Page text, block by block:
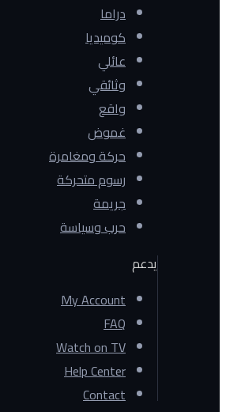
دراما
كوميديا
عائلي
وثائقي
واقع
غموض
حركة ومغامرة
رسوم متحركة
جريمة
حرب وسياسة
يدعم
My Account
FAQ
Watch on TV
Help Center
Contact